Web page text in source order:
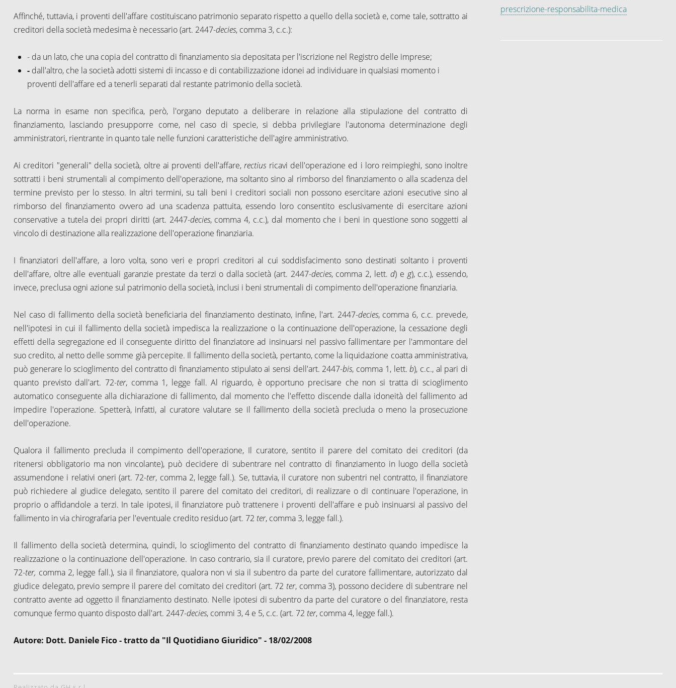
Affinché, tuttavia, i proventi dell'affare costituiscano patrimonio separato rispetto a quello della società e, come tale, sottratto ai
creditori della società medesima è necessario (art. 2447-decies, comma 3, c.c.):
- da un lato, che una copia del contratto di finanziamento sia depositata per l'iscrizione nel Registro delle imprese;
- dall'altro, che la società adotti sistemi di incasso e di contabilizzazione idonei ad individuare in qualsiasi momento i
proventi dell'affare ed a tenerli separati dal restante patrimonio della società.
La norma in esame non specifica, però, l'organo deputato a deliberare in relazione alla stipulazione del contratto di
finanziamento, lasciando presupporre come, nel caso di specie, si debba privilegiare l'autonoma determinazione degli
amministratori, rientrante in quanto tale nelle funzioni caratteristiche dell'agire amministrativo.
Ai creditori "generali" della società, oltre ai proventi dell'affare,rectiusricavi dell'operazione ed i loro reimpieghi, sono inoltre
sottratti i beni strumentali al compimento dell'operazione, ma soltanto sino al rimborso del finanziamento o alla scadenza del
termine previsto per lo stesso. In altri termini, su tali beni i creditori sociali non possono esercitare azioni esecutive sino al
rimborso del finanziamento ovvero ad una scadenza pattuita, essendo loro consentito esclusivamente di esercitare azioni
conservative a tutela dei propri diritti (art. 2447-decies, comma 4, c.c.), dal momento che i beni in questione sono soggetti al
vincolo di destinazione alla realizzazione dell'operazione finanziaria.
I finanziatori dell'affare, a loro volta, sono veri e propri creditori al cui soddisfacimento sono destinati soltanto i proventi
dell'affare, oltre alle eventuali garanzie prestate da terzi o dalla società (art. 2447-decies, comma 2, lett.d) e g), c.c.), essendo,
invece, preclusa ogni azione sul patrimonio della società, inclusi i beni strumentali di compimento dell'operazione finanziaria.
Nel caso di fallimento della società beneficiaria del finanziamento destinato, infine, l'art. 2447-decies, comma 6, c.c. prevede,
nell'ipotesi in cui il fallimento della società impedisca la realizzazione o la continuazione dell'operazione, la cessazione degli
effetti della segregazione ed il conseguente diritto del finanziatore ad insinuarsi nel passivo fallimentare per l'ammontare del
suo credito, al netto delle somme già percepite. Il fallimento della società, pertanto, come la liquidazione coatta amministrativa,
può generare lo scioglimento del contratto di finanziamento stipulato ai sensi dell'art. 2447-bis, comma 1, lett.b), c.c., al pari di
quanto previsto dall'art. 72-ter, comma 1, legge fall. Al riguardo, è opportuno precisare che non si tratta di scioglimento
automatico conseguente alla dichiarazione di fallimento, dal momento che l'effetto discende dalla idoneità del fallimento ad
impedire l'operazione. Spetterà, infatti, al curatore valutare se il fallimento della società precluda o meno la prosecuzione
dell'operazione.
Qualora il fallimento precluda il compimento dell'operazione, Il curatore, sentito il parere del comitato dei creditori (da
ritenersi obbligatorio ma non vincolante), può decidere di subentrare nel contratto di finanziamento in luogo della società
assumendone i relativi oneri (art. 72-ter, comma 2, legge fall.). Se, tuttavia, il curatore non subentri nel contratto, il finanziatore
può richiedere al giudice delegato, sentito il parere del comitato dei creditori, di realizzare o di continuare l'operazione, in
proprio o affidandole a terzi. In tale ipotesi, il finanziatore può trattenere i proventi dell'affare e può insinuarsi al passivo del
fallimento in via chirografaria per l'eventuale credito residuo (art. 72 ter, comma 3, legge fall.).
Il fallimento della società determina, quindi, lo scioglimento del contratto di finanziamento destinato quando impedisce la
realizzazione o la continuazione dell'operazione. In caso contrario, sia il curatore, previo parere del comitato dei creditori (art.
72-ter, comma 2, legge fall.), sia il finanziatore, qualora non vi sia il subentro da parte del curatore fallimentare, autorizzato dal
giudice delegato, previo sempre il parere del comitato dei creditori (art. 72 ter, comma 3), possono decidere di subentrare nel
contratto avente ad oggetto il finanziamento destinato. Nelle ipotesi di subentro da parte del curatore o del finanziatore, resta
comunque fermo quanto disposto dall'art. 2447-decies, commi 3, 4 e 5, c.c. (art. 72 ter, comma 4, legge fall.).
Autore: Dott. Daniele Fico - tratto da "Il Quotidiano Giuridico" - 18/02/2008
prescrizione-responsabilita-medica